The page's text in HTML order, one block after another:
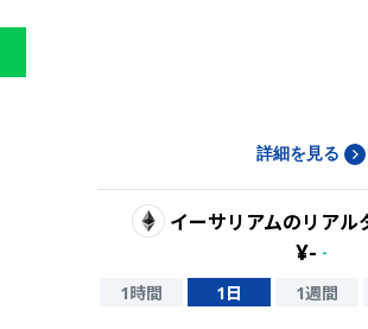
詳細を見る
イーサリアムのリアル
¥- -
1時間 1日 1週間